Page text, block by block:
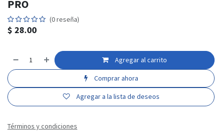
PRO
(0 reseña)
$ 28.00
Agregar al carrito
Comprar ahora
Agregar a la lista de deseos
Términos y condiciones